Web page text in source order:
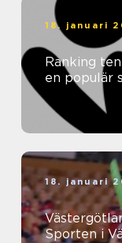
18. januari
Ranking
en populär
18. januari
Sporten i